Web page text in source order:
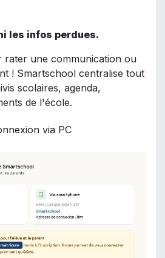
les infos perdues.
rater une communication ou
! Smartschool centralise tout
scolaires, agenda,
de l'école.
via PC